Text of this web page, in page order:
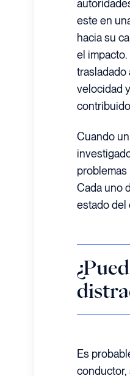
este en
hacia su
el
trasladado
velocidad
Cuando
Cada uno
estado del
Es
conductor,